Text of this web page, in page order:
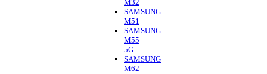
M32
SAMSUNG
M51
SAMSUNG
M55
5G
SAMSUNG
M62